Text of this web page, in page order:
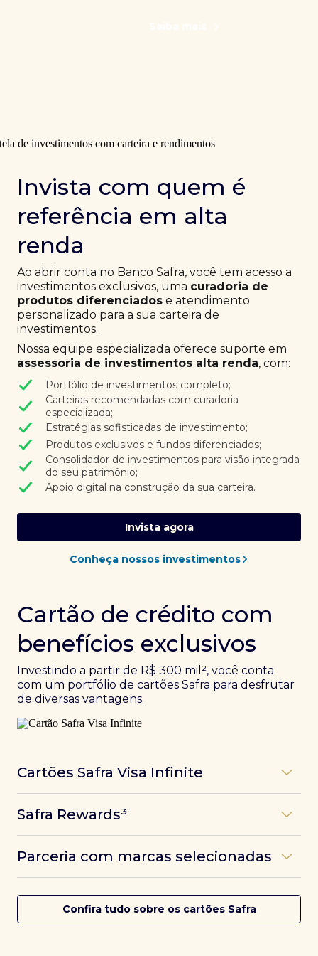
Invista com quem é
referência em alta
renda
Ao abrir conta no Banco Safra, você tem acesso a
investimentos exclusivos, uma curadoria de
produtos diferenciados e atendimento
personalizado para a sua carteira de
investimentos.
Nossa equipe especializada oferece suporte em
assessoria de investimentos alta renda, com:
Portfólio de investimentos completo;
Carteiras recomendadas com curadoria
especializada;
Estratégias sofisticadas de investimento;
Produtos exclusivos e fundos diferenciados;
Consolidador de investimentos para visão integrada
do seu patrimônio;
Apoio digital na construção da sua carteira.
Invista agora
Conheça nossos investimentos
Cartão de crédito com
benefícios exclusivos
Investindo a partir de R$ 300 mil², você conta
com um portfólio de cartões Safra para desfrutar
de diversas vantagens.
Cartões Safra Visa Infinite
experiências refinadas a benefícios únicos, como
converte seus investimentos em limite no cartão e
conta com acesso a mais de 1.400 salas VIP Dragon
Pass ao redor do mundo.
Safra Rewards³
das melhores pontuações do mercado.
Parceria com marcas selecionadas
cartões Safra.
Confira tudo sobre os cartões Safra